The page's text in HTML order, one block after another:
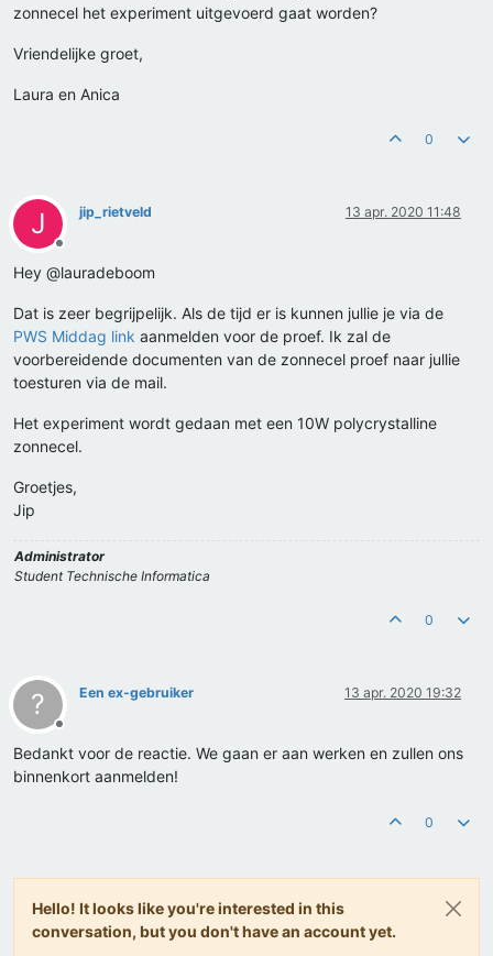
zonnecel het experiment uitgevoerd gaat worden?
Vriendelijke groet,
Laura en Anica
0
J
Offline
jip_rietveld 13 apr. 2020 11:48
Hey @lauradeboom
Dat is zeer begrijpelijk. Als de tijd er is kunnen jullie je via de
PWS Middag link aanmelden voor de proef. Ik zal de
voorbereidende documenten van de zonnecel proef naar jullie
toesturen via de mail.
Het experiment wordt gedaan met een 10W polycrystalline
zonnecel.
Groetjes,
Jip
Administrator
Student Technische Informatica
0
?
Offline
Een ex-gebruiker 13 apr. 2020 19:32
Bedankt voor de reactie. We gaan er aan werken en zullen ons
binnenkort aanmelden!
0
Hello! It looks like you're interested in this
conversation, but you don't have an account yet.